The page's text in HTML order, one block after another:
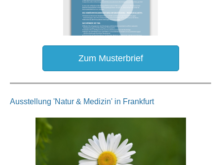
Zum Musterbrief
Ausstellung 'Natur & Medizin' in Frankfurt